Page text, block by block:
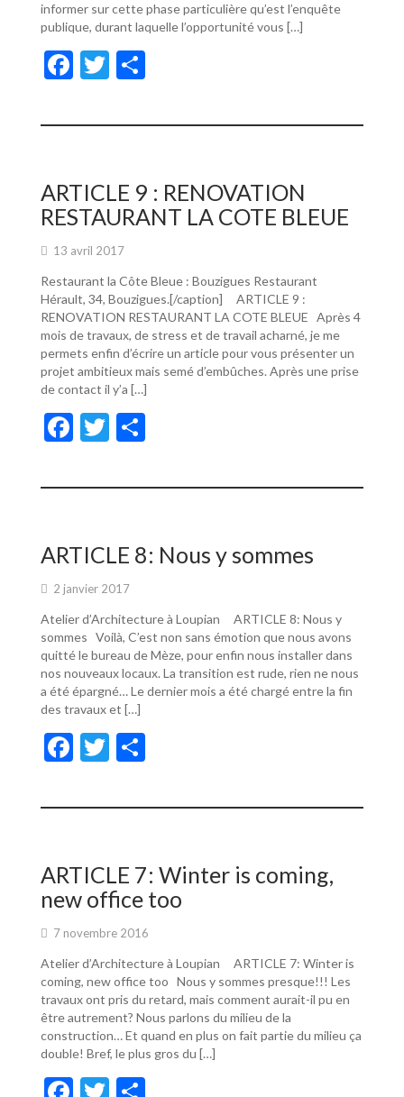
informer sur cette phase particulière qu’est l’enquête
publique, durant laquelle l’opportunité vous […]
F
e
o
o
k
T
itt ta
er
ARTICLE 9 : RENOVATION
RESTAURANT LA COTE BLEUE
13 avril 2017
Restaurant la Côte Bleue : Bouzigues Restaurant
Hérault, 34, Bouzigues.[/caption] ARTICLE 9 :
RENOVATION RESTAURANT LA COTE BLEUE Après 4
mois de travaux, de stress et de travail acharné, je me
permets enfin d’écrire un article pour vous présenter un
projet ambitieux mais semé d’embûches. Après une prise
de contact il y’a […]
F
e
o
o
k
T
itt ta
er
ARTICLE 8: Nous y sommes
2 janvier 2017
Atelier d’Architecture à Loupian ARTICLE 8: Nous y
sommes Voilà, C’est non sans émotion que nous avons
quitté le bureau de Mèze, pour enfin nous installer dans
nos nouveaux locaux. La transition est rude, rien ne nous
a été épargné… Le dernier mois a été chargé entre la fin
des travaux et […]
F
e
o
o
k
T
itt ta
er
ARTICLE 7: Winter is coming,
new office too
7 novembre 2016
Atelier d’Architecture à Loupian ARTICLE 7: Winter is
coming, new office too Nous y sommes presque!!! Les
travaux ont pris du retard, mais comment aurait-il pu en
être autrement? Nous parlons du milieu de la
construction… Et quand en plus on fait partie du milieu ça
double! Bref, le plus gros du […]